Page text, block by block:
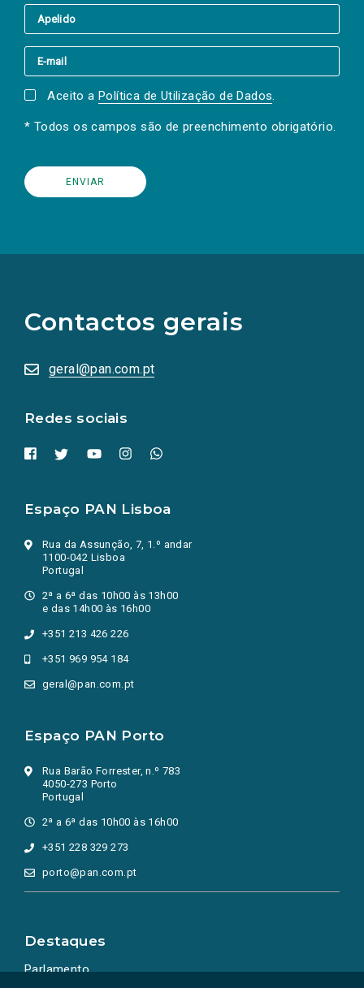
Aceito a Política de Utilização de Dados.
* Todos os campos são de preenchimento obrigatório.
Contactos gerais
geral@pan.com.pt
Redes sociais
redes
sociais
numa
nova
Espaço PAN Lisboa
Rua da Assunção, 7, 1.º andar
1100-042 Lisboa
Portugal
2ª a 6ª das 10h00 às 13h00
e das 14h00 às 16h00
+351 213 426 226
+351 969 954 184
geral@pan.com.pt
Espaço PAN Porto
Rua Barão Forrester, n.º 783
4050-273 Porto
Portugal
2ª a 6ª das 10h00 às 16h00
+351 228 329 273
porto@pan.com.pt
Destaques
Parlamento